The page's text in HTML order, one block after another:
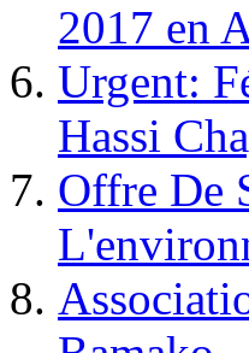
2017 en
Urgent:
Hassi
Offre De